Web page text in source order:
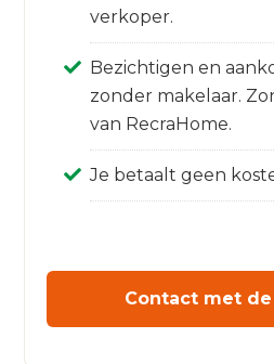
verkoper.
Bezichtigen en
zonder makelaar.
van RecraHome.
Je betaalt geen
Contact met